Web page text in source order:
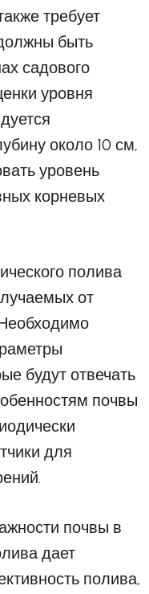
требует
быть
садового
уровня
около 10 см,
уровень
корневых
полива
от
будут отвечать
почвы
для
почвы в
дает
полива,